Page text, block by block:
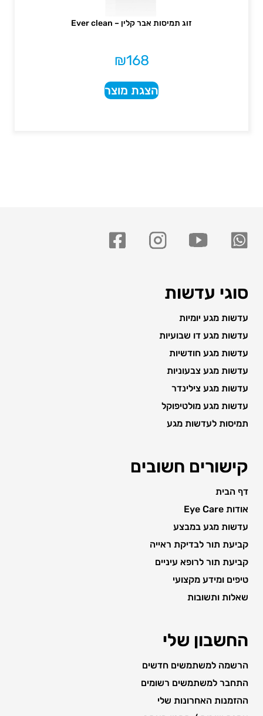
זוג תמיסות אבר קלין – Ever clean
₪168
הצגת מוצר
סוגי עדשות
עדשות מגע יומיות
עדשות מגע דו שבועיות
עדשות מגע חודשיות
עדשות מגע צבעוניות
עדשות מגע צילינדר
עדשות מגע מולטיפוקל
תמיסות לעדשות מגע
קישורים חשובים
דף הבית
אודות Eye Care
עדשות מגע במבצע
קביעת תור לבדיקת ראייה
קביעת תור לרופא עיניים
טיפים ומידע מקצועי
שאלות ותשובות
החשבון שלי
הרשמה למשתמשים חדשים
התחבר למשתמשים רשומים
ההזמנות האחרונות שלי